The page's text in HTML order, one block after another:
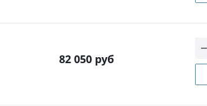
82 050 руб